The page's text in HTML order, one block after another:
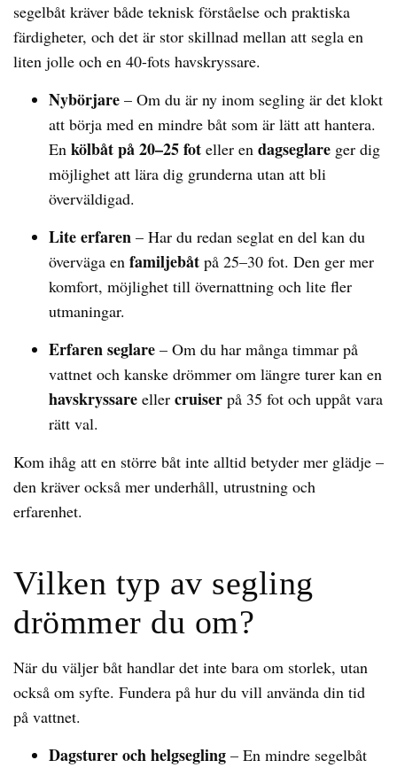
segelbåt kräver både teknisk förståelse och praktiska
färdigheter, och det är stor skillnad mellan att segla en
liten jolle och en 40-fots havskryssare.
Nybörjare – Om du är ny inom segling är det klokt
att börja med en mindre båt som är lätt att hantera.
En kölbåt på 20–25 fot eller en dagseglare ger dig
möjlighet att lära dig grunderna utan att bli
överväldigad.
Lite erfaren – Har du redan seglat en del kan du
överväga en familjebåt på 25–30 fot. Den ger mer
komfort, möjlighet till övernattning och lite fler
utmaningar.
Erfaren seglare – Om du har många timmar på
vattnet och kanske drömmer om längre turer kan en
havskryssare eller cruiser på 35 fot och uppåt vara
rätt val.
Kom ihåg att en större båt inte alltid betyder mer glädje –
den kräver också mer underhåll, utrustning och
erfarenhet.
Vilken typ av segling
drömmer du om?
När du väljer båt handlar det inte bara om storlek, utan
också om syfte. Fundera på hur du vill använda din tid
på vattnet.
Dagsturer och helgsegling – En mindre segelbåt